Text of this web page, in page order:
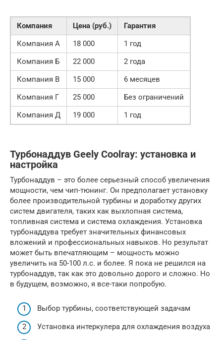
Компания Цена (руб.)
Гарантия
Компания А
18 000
1 год
Компания Б
22 000
2 года
Компания В
15 000
6 месяцев
Компания Г
25 000
Без ограничений
Компания Д
19 000 1 год
Турбонаддув Geely Coolray: установка и
настройка
Турбонаддув – это более серьезный способ увеличения
мощности, чем чип-тюнинг. Он предполагает установку
более производительной турбины и доработку других
систем двигателя, таких как выхлопная система,
топливная система и система охлаждения. Установка
турбонаддува требует значительных финансовых
вложений и профессиональных навыков. Но результат
может быть впечатляющим – мощность можно
увеличить на 50-100 л.с. и более. Я пока не решился на
турбонаддув, так как это довольно дорого и сложно. Но
в будущем, возможно, я все-таки попробую.
Выбор турбины, соответствующей задачам
Установка интеркулера для охлаждения воздуха